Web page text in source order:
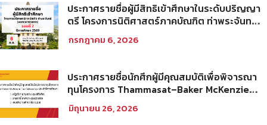
ประกาศรายชื่อผู้มีสิทธิเข้าศึกษาในระดับปริญญา
ตรี โครงการนิติศาสตร์ภาคบัณฑิต ท่าพระจันทร์
ศึกษา 2569 รอบที่ 2
กรกฎาคม 6, 2026
ประกาศรายชื่อนักศึกผู้มีคุณสมบัติเพื่อพิจารณา
ทุนโครงการ Thammasat–Baker McKenzie
Tax Fellowship ประจำปีการศึกษา 2569
มิถุนายน 26, 2026